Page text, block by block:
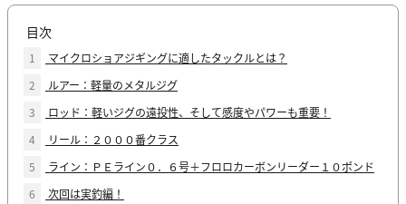
目次
1
マイクロショアジギングに適したタックルとは？
2
ルアー：軽量のメタルジグ
3
ロッド：軽いジグの遠投性、そして感度やパワーも重要！
4
リール：２０００番クラス
5
ライン：ＰＥライン０．６号＋フロロカーボンリーダー１０ポンド
6
次回は実釣編！